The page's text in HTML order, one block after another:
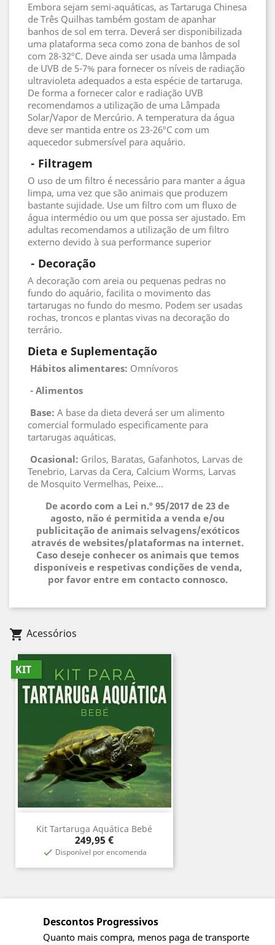
Embora sejam semi-aquáticas, as Tartaruga Chinesa
de Três Quilhas também gostam de apanhar
banhos de sol em terra. Deverá ser disponibilizada
uma plataforma seca como zona de banhos de sol
com 28-32ºC. Deve ainda ser usada uma lâmpada
de UVB de 5-7% para fornecer os níveis de radiação
ultravioleta adequados a esta espécie de tartaruga.
De forma a fornecer calor e radiação UVB
recomendamos a utilização de uma Lâmpada
Solar/Vapor de Mercúrio. A temperatura da água
deve ser mantida entre os 23-26ºC com um
aquecedor submersível para aquário.
- Filtragem
O uso de um filtro é necessário para manter a água
limpa, uma vez que são animais que produzem
bastante sujidade. Use um filtro com um fluxo de
água intermédio ou um que possa ser ajustado. Em
adultas recomendamos a utilização de um filtro
externo devido à sua performance superior
- Decoração
A decoração com areia ou pequenas pedras no
fundo do aquário, facilita o movimento das
tartarugas no fundo do mesmo. Podem ser usadas
rochas, troncos e plantas vivas na decoração do
terrário.
Dieta e Suplementação
Hábitos alimentares: Omnívoros
- Alimentos
Base: A base da dieta deverá ser um alimento
comercial formulado especificamente para
tartarugas aquáticas.
Ocasional: Grilos, Baratas, Gafanhotos, Larvas de
Tenebrio, Larvas da Cera, Calcium Worms, Larvas
de Mosquito Vermelhas, Peixe...
De acordo com a Lei n.º 95/2017 de 23 de
agosto, não é permitida a venda e/ou
publicitação de animais selvagens/exóticos
através de websites/plataformas na internet.
Caso deseje conhecer os animais que temos
disponíveis e respetivas condições de venda,
por favor entre em contacto connosco.
shopping_cart Acessórios
Kit Tartaruga Aquática Bebé
Preço
249,95 €
 Disponível por encomenda
KIT
Descontos Progressivos
Quanto mais compra, menos paga de transporte